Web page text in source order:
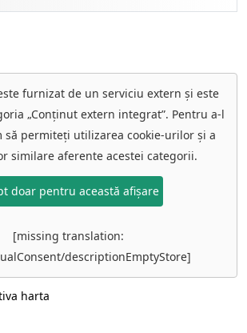
furnizat de un serviciu extern și este
„Conținut extern integrat”. Pentru a-l
să permiteți utilizarea cookie-urilor și a
similare aferente acestei categorii.
doar pentru această afișare
[missing translation:
descriptionEmptyStore]
harta